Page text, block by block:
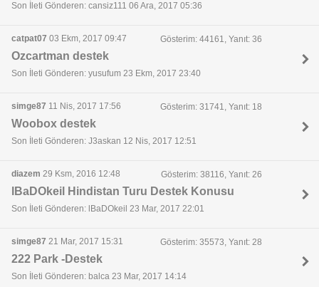
Son İleti Gönderen: cansiz111 06 Ara, 2017 05:36
catpat07 03 Ekm, 2017 09:47 Gösterim: 44161, Yanıt: 36
Ozcartman destek
Son İleti Gönderen: yusufum 23 Ekm, 2017 23:40
simge87 11 Nis, 2017 17:56 Gösterim: 31741, Yanıt: 18
Woobox destek
Son İleti Gönderen: J3askan 12 Nis, 2017 12:51
diazem 29 Ksm, 2016 12:48 Gösterim: 38116, Yanıt: 26
lBaDOkeil Hindistan Turu Destek Konusu
Son İleti Gönderen: lBaDOkeil 23 Mar, 2017 22:01
simge87 21 Mar, 2017 15:31 Gösterim: 35573, Yanıt: 28
222 Park -Destek
Son İleti Gönderen: balca 23 Mar, 2017 14:14